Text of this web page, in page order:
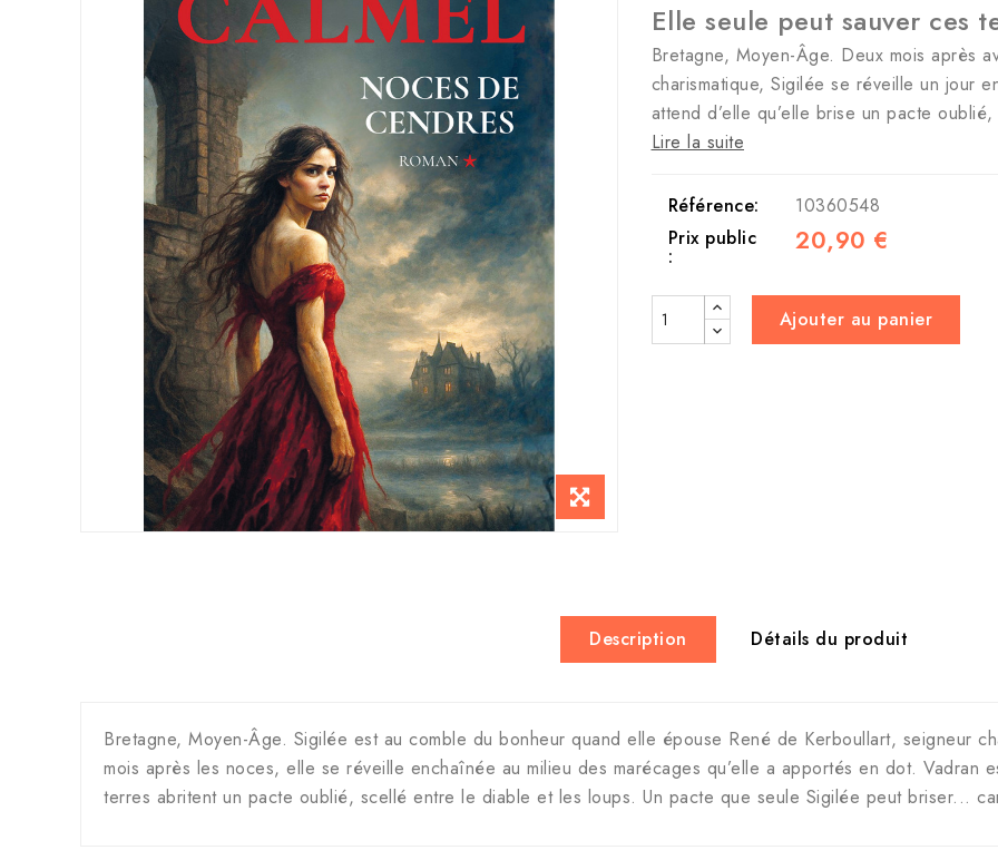
Elle seule peut sauver ces
Bretagne, Moyen-Âge. Deux mois après
charismatique, Sigilée se réveille un jour
attend d’elle qu’elle brise un pacte
Lire la suite
Référence:
10360548
Prix public
: 20,90 €
Ajouter au panier
Description Détails du produit
Bretagne, Moyen-Âge. Sigilée est au comble du bonheur quand elle épouse René de Kerboullart, seigneur
mois après les noces, elle se réveille enchaînée au milieu des marécages qu’elle a apportés en dot. Vadran
terres abritent un pacte oublié, scellé entre le diable et les loups. Un pacte que seule Sigilée peut briser...